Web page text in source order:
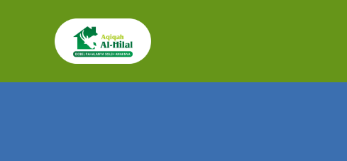
Cari